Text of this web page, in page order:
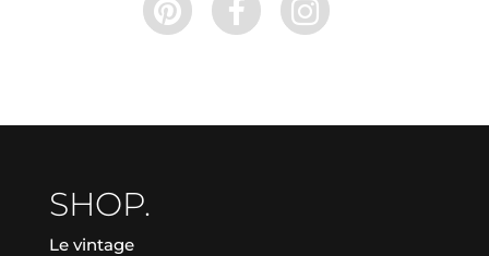
SHOP.
Le vintage